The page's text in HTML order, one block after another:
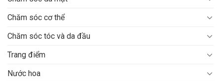
Chăm sóc cơ thể
Chăm sóc tóc và da đầu
Trang điểm
Nước hoa